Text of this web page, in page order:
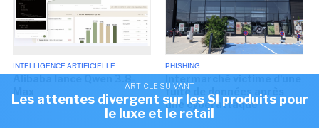
ARTICLE SUIVANT
Les attentes divergent sur les SI produits pour
le luxe et le retail
INTELLIGENCE ARTIFICIELLE
Max
PHISHING
fuite de données après
une cyberattaque